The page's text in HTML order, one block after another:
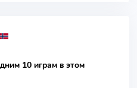
10 играм в этом